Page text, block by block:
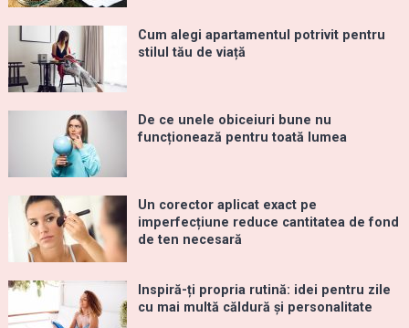
Cum alegi apartamentul potrivit pentru
stilul tău de viață
De ce unele obiceiuri bune nu
funcționează pentru toată lumea
Un corector aplicat exact pe
imperfecțiune reduce cantitatea de fond
de ten necesară
Inspiră-ți propria rutină: idei pentru zile
cu mai multă căldură și personalitate